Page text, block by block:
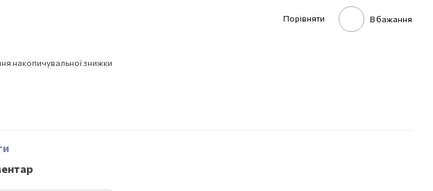
Порівняти В бажання
накопичувальної знижки